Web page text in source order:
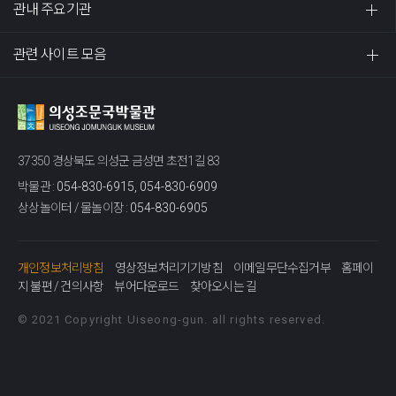
관내 주요기관
관련 사이트 모음
37350 경상북도 의성군 금성면 초전1길 83
박물관 : 054-830-6915, 054-830-6909
상상놀이터 / 물놀이장 : 054-830-6905
개인정보처리방침 영상정보처리기기방침 이메일무단수집거부
홈페이
지 불편 / 건의사항
뷰어다운로드 찾아오시는 길
© 2021 Copyright Uiseong-gun. all rights reserved.